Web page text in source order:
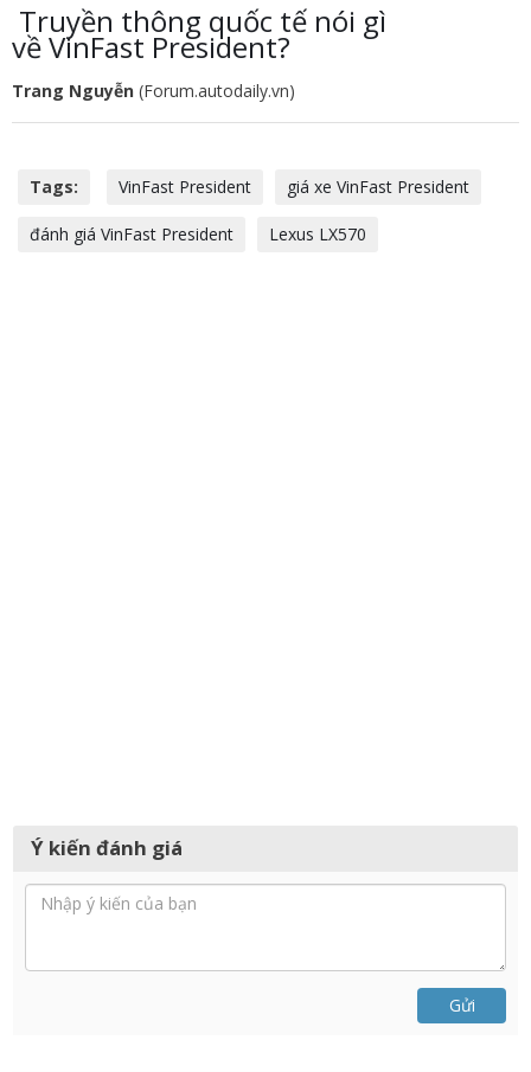
Truyền thông quốc tế nói gì
về VinFast President?
Trang Nguyễn (Forum.autodaily.vn)
Tags: VinFast President giá xe VinFast President
đánh giá VinFast President Lexus LX570
Ý kiến đánh giá
Gửi